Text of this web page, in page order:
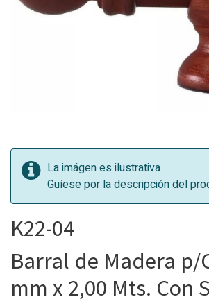
La imágen es ilustrativa
Guíese por la descripción del
K22-04
Barral de Madera p/
mm x 2,00 Mts. Con